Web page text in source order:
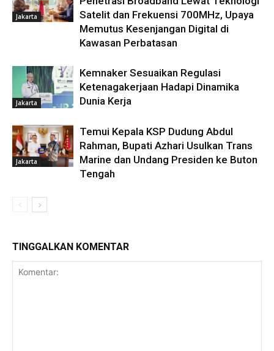
Jakarta
Satelit dan Frekuensi 700MHz, Upaya
Memutus Kesenjangan Digital di
Kawasan Perbatasan
Jakarta
Kemnaker Sesuaikan Regulasi
Ketenagakerjaan Hadapi Dinamika
Dunia Kerja
Jakarta
Temui Kepala KSP Dudung Abdul
Rahman, Bupati Azhari Usulkan Trans
Marine dan Undang Presiden ke Buton
Tengah
TINGGALKAN KOMENTAR